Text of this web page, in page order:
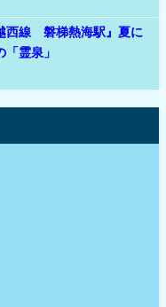
西線 磐梯熱海駅』夏に
「霊泉」